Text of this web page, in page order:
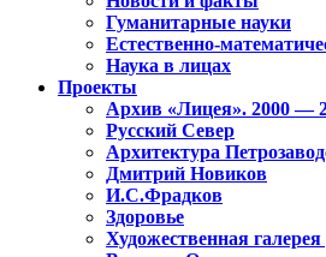
Гуманитарные науки
Естественно-
Наука в лицах
Проекты
Архив «Лицея». 2000 —
Русский Север
Архитектура
Дмитрий Новиков
И.С.Фрадков
Здоровье
Художественная